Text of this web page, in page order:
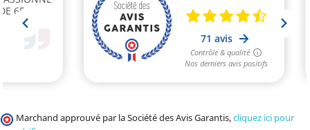
Marchand approuvé par la Société des Avis Garantis,cliquez ici pour